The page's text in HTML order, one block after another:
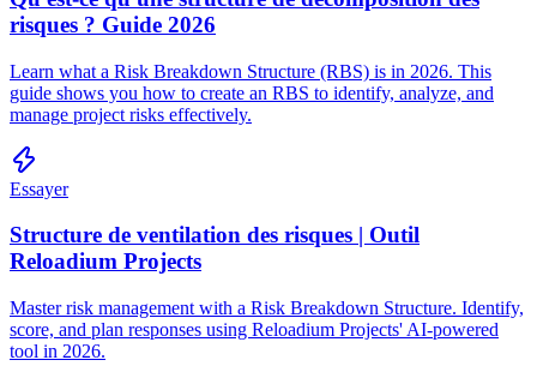
risques ? Guide 2026
Learn what a Risk Breakdown Structure (RBS) is in 2026. This
guide shows you how to create an RBS to identify, analyze, and
manage project risks effectively.
Essayer
Structure de ventilation des risques | Outil
Reloadium Projects
Master risk management with a Risk Breakdown Structure. Identify,
score, and plan responses using Reloadium Projects' AI-powered
tool in 2026.